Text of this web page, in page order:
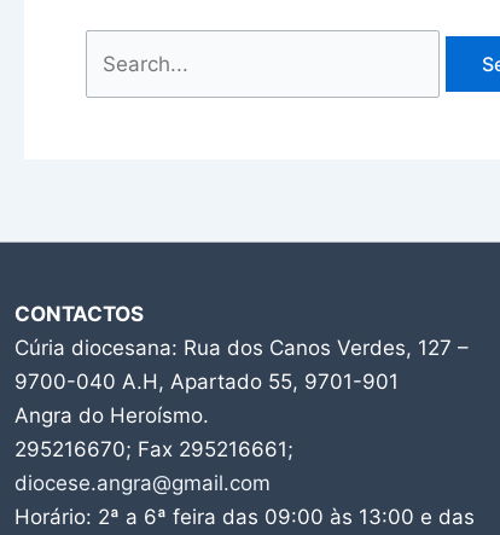
CONTACTOS
Cúria diocesana: Rua dos Canos Verdes, 127 –
9700-040 A.H, Apartado 55, 9701-901
Angra do Heroísmo.
295216670; Fax 295216661;
diocese.angra@gmail.com
Horário: 2ª a 6ª feira das 09:00 às 13:00 e das